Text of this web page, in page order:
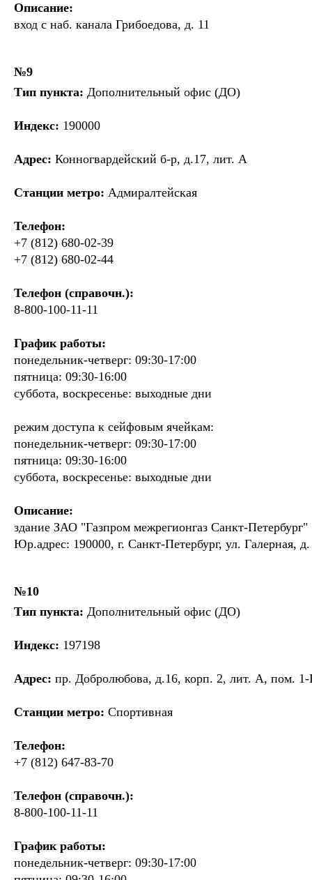
Описание:
вход с наб. канала Грибоедова, д. 11
№9
Тип пункта: Дополнительный офис (ДО)
Индекс: 190000
Адрес: Конногвардейский б-р, д.17, лит. А
Станции метро: Адмиралтейская
Телефон:
+7 (812) 680-02-39
+7 (812) 680-02-44
Телефон (справочн.):
8-800-100-11-11
График работы:
понедельник-четверг: 09:30-17:00
пятница: 09:30-16:00
суббота, воскресенье: выходные дни
режим доступа к сейфовым ячейкам:
понедельник-четверг: 09:30-17:00
пятница: 09:30-16:00
суббота, воскресенье: выходные дни
Описание:
здание ЗАО "Газпром межрегионгаз Санкт-Петербург"
Юр.адрес: 190000, г. Санкт-Петербург, ул. Галерная,
№10
Тип пункта: Дополнительный офис (ДО)
Индекс: 197198
Адрес: пр. Добролюбова, д.16, корп. 2, лит. А, пом. 1-
Станции метро: Спортивная
Телефон:
+7 (812) 647-83-70
Телефон (справочн.):
8-800-100-11-11
График работы:
понедельник-четверг: 09:30-17:00